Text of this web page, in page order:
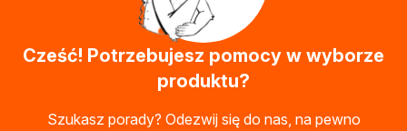
Cześć! Potrzebujesz pomocy w wyborze
produktu?
Szukasz porady? Odezwij się do nas, na pewno